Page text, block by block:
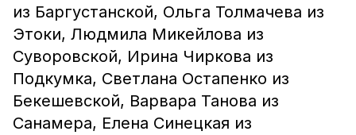
из Баргустанской, Ольга Толмачева из
Этоки, Людмила Микейлова из
Суворовской, Ирина Чиркова из
Подкумка, Светлана Остапенко из
Бекешевской, Варвара Танова из
Санамера, Елена Синецкая из